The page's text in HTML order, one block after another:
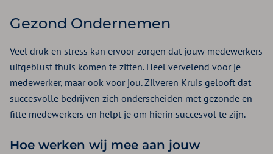
Gezond Ondernemen
Veel druk en stress kan ervoor zorgen dat jouw medewerkers
uitgeblust thuis komen te zitten. Heel vervelend voor je
medewerker, maar ook voor jou. Zilveren Kruis gelooft dat
succesvolle bedrijven zich onderscheiden met gezonde en
fitte medewerkers en helpt je om hierin succesvol te zijn.
Hoe werken wij mee aan jouw